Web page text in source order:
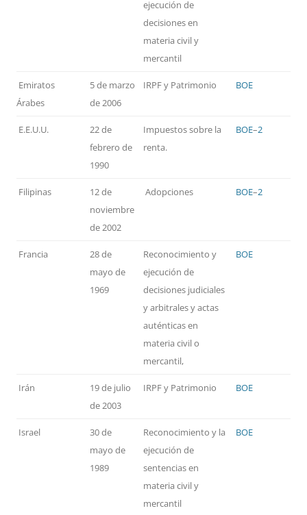
ejecución de
decisiones en
materia civil y
mercantil
Emiratos
Árabes
5 de marzo
de 2006
IRPF y Patrimonio BOE
E.E.U.U.
22 de
febrero de
1990
Impuestos sobre la
renta.
BOE–2
Filipinas
12 de
noviembre
de 2002
Adopciones BOE–2
Francia
28 de
mayo de
1969
Reconocimiento y
ejecución de
decisiones judiciales
y arbitrales y actas
auténticas en
materia civil o
mercantil,
BOE
Irán
19 de julio
de 2003
IRPF y Patrimonio BOE
Israel
30 de
mayo de
1989
Reconocimiento y la
ejecución de
sentencias en
materia civil y
mercantil
BOE